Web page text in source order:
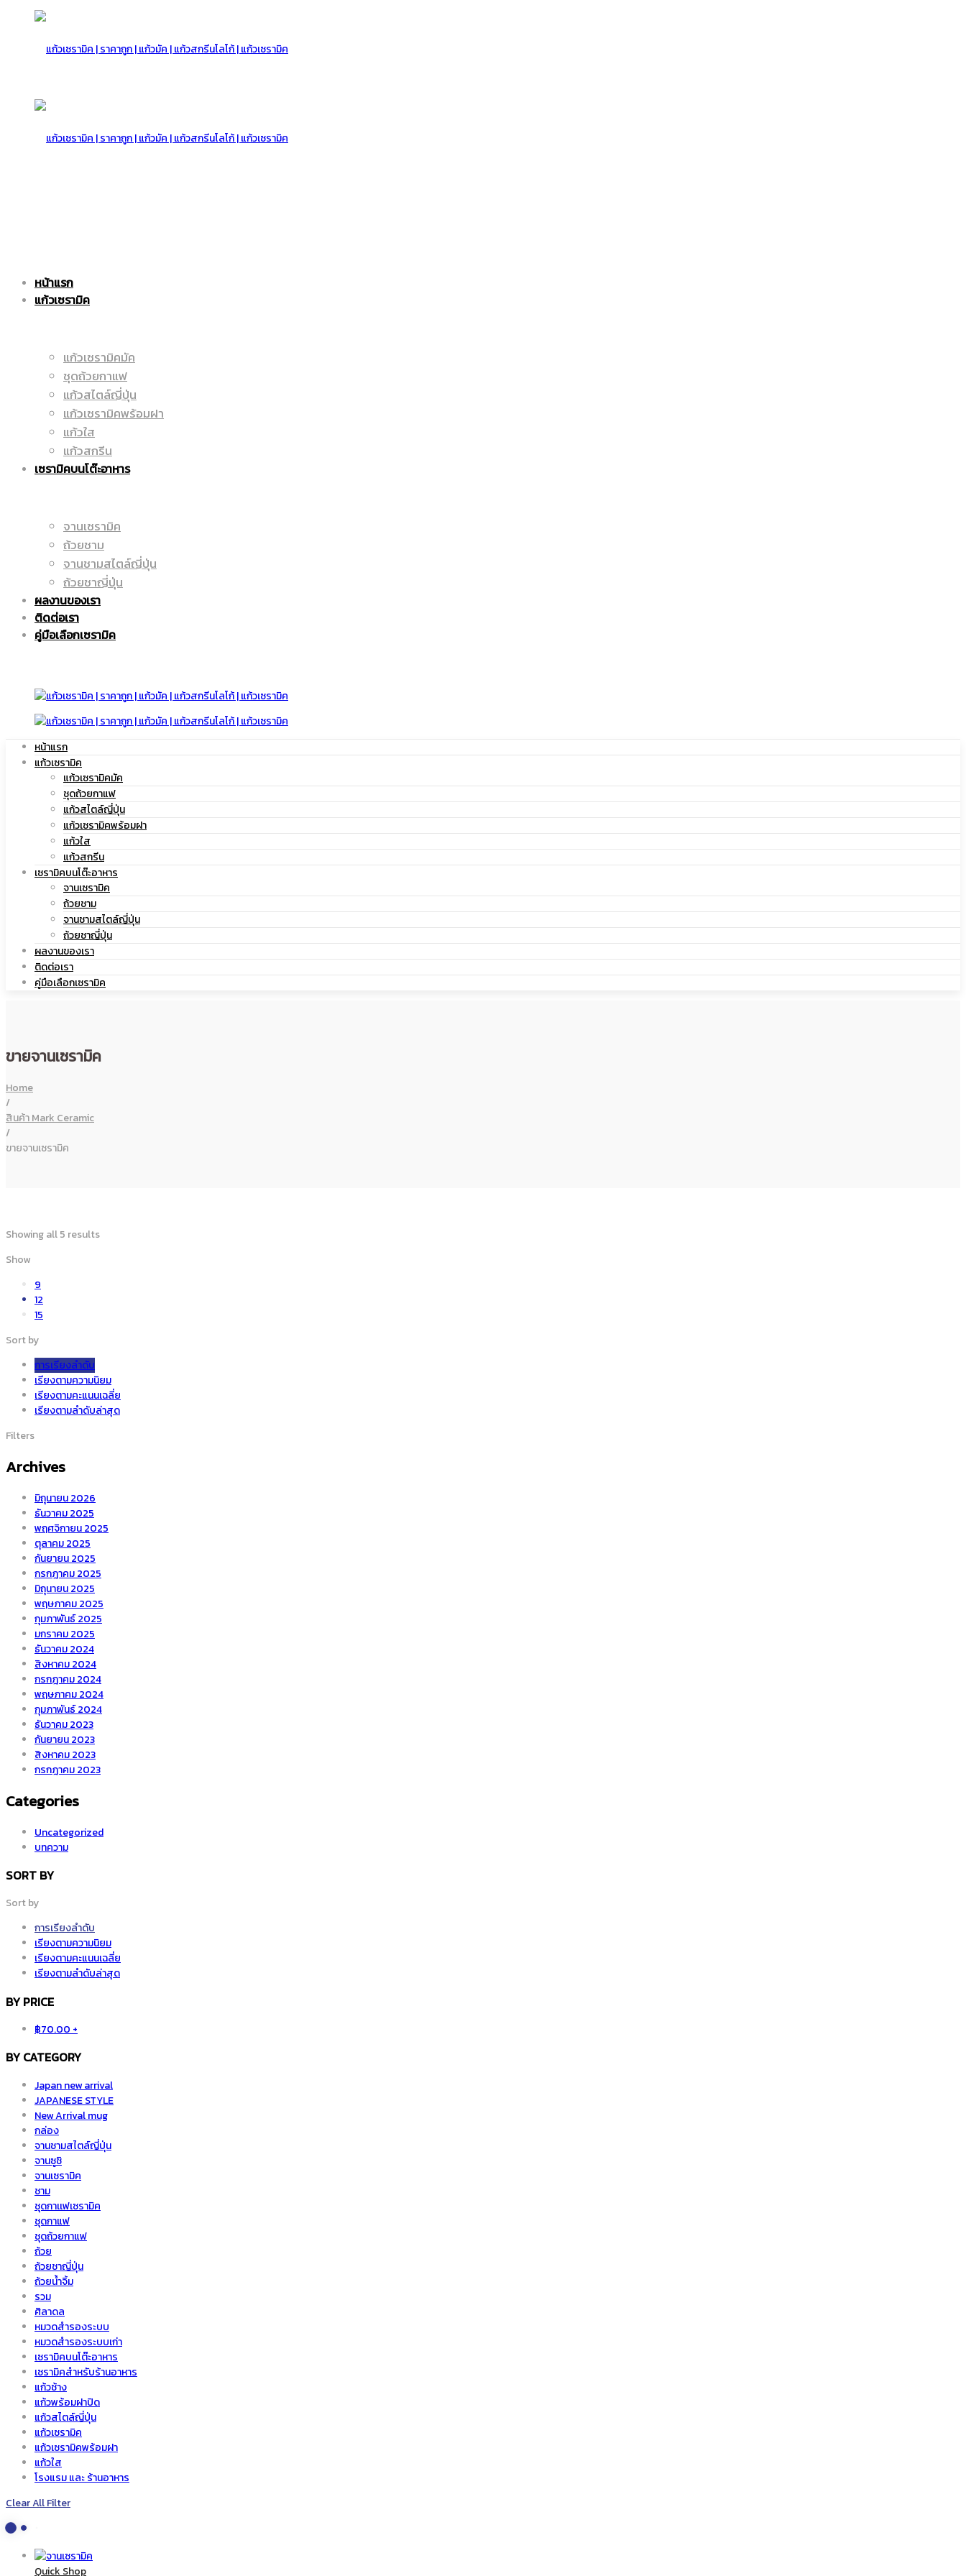
|
ราคา
แก้ว
|
สกรีน
แก้ว
เซรามิค
เซรามิค
ราคา
|
แก้ว
มัค
แก้ว
เซรามิค
หน้าแรก
แก้วเซรามิค
แก้วเซรามิคมัค
ชุดถ้วยกาแฟ
แก้วสไตล์ญี่ปุ่น
แก้วเซรามิคพร้อมฝา
แก้วใส
แก้วสกรีน
เซรามิคบนโต๊ะอาหาร
จานเซรามิค
ถ้วยชาม
จานชามสไตล์ญี่ปุ่น
ถ้วยชาญี่ปุ่น
ผลงานของเรา
ติดต่อเรา
คู่มือเลือกเซรามิค
หน้าแรก
แก้วเซรามิค
แก้วเซรามิคมัค
ชุดถ้วยกาแฟ
แก้วสไตล์ญี่ปุ่น
แก้วเซรามิคพร้อมฝา
แก้วใส
แก้วสกรีน
เซรามิคบนโต๊ะอาหาร
จานเซรามิค
ถ้วยชาม
จานชามสไตล์ญี่ปุ่น
ถ้วยชาญี่ปุ่น
ผลงานของเรา
ติดต่อเรา
คู่มือเลือกเซรามิค
ขายจานเซรามิค
Home
/
สินค้า Mark Ceramic
/
ขายจานเซรามิค
Showing all 5 results
Show
9
12
15
Sort by
การเรียงลำดับ
เรียงตามความนิยม
เรียงตามคะแนนเฉลี่ย
เรียงตามลำดับล่าสุด
Filters
Archives
มิถุนายน 2026
ธันวาคม 2025
พฤศจิกายน 2025
ตุลาคม 2025
กันยายน 2025
กรกฎาคม 2025
มิถุนายน 2025
พฤษภาคม 2025
กุมภาพันธ์ 2025
มกราคม 2025
ธันวาคม 2024
สิงหาคม 2024
กรกฎาคม 2024
พฤษภาคม 2024
กุมภาพันธ์ 2024
ธันวาคม 2023
กันยายน 2023
สิงหาคม 2023
กรกฎาคม 2023
Categories
Uncategorized
บทความ
SORT BY
Sort by
การเรียงลำดับ
เรียงตามความนิยม
เรียงตามคะแนนเฉลี่ย
เรียงตามลำดับล่าสุด
BY PRICE
฿70.00 +
BY CATEGORY
Japan new arrival
JAPANESE STYLE
New Arrival mug
กล่อง
จานชามสไตล์ญี่ปุ่น
จานซูชิ
จานเซรามิค
ชาม
ชุดกาเเฟเซรามิค
ชุดกาแฟ
ชุดถ้วยกาแฟ
ถ้วย
ถ้วยชาญี่ปุ่น
ถ้วยน้ำจิ้ม
รวม
ศิลาดล
หมวดสำรองระบบ
หมวดสำรองระบบเก่า
เซรามิคบนโต๊ะอาหาร
เซรามิคสำหรับร้านอาหาร
แก้วช้าง
แก้วพร้อมฝาปิด
แก้วสไตล์ญี่ปุ่น
แก้วเซรามิค
แก้วเซรามิคพร้อมฝา
แก้วใส
โรงแรม และ ร้านอาหาร
Clear All Filter
Quick Shop